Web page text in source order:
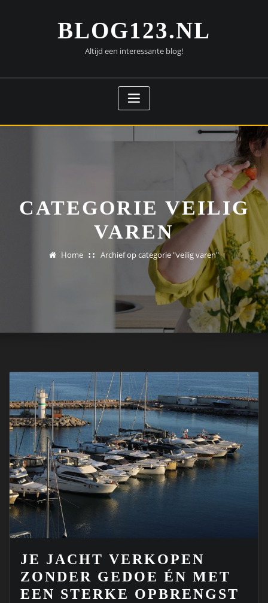
BLOG123.NL
Altijd een interessante blog!
CATEGORIE VEILIG
VAREN
Home Archief op categorie "veilig varen"
JE JACHT VERKOPEN
ZONDER GEDOE ÉN MET
EEN STERKE OPBRENGST